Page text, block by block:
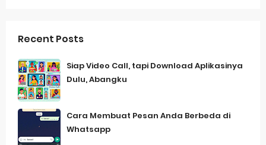
Recent Posts
Siap Video Call, tapi Download Aplikasinya
Dulu, Abangku
Cara Membuat Pesan Anda Berbeda di
Whatsapp